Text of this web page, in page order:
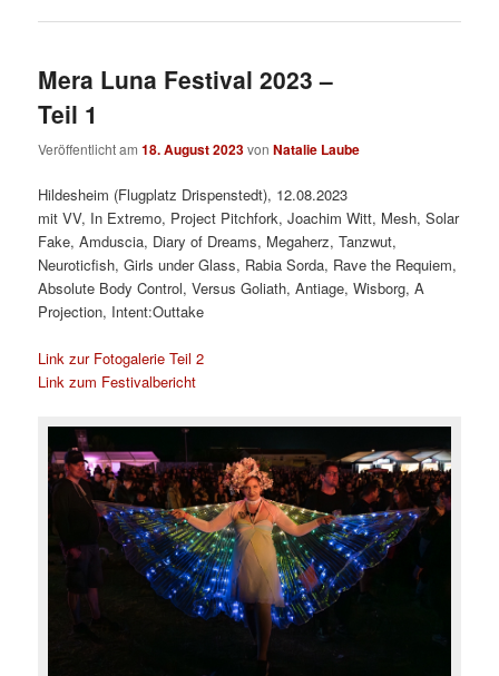
Mera Luna Festival 2023 –
Teil 1
Veröffentlicht am18. August 2023vonNatalie Laube
Hildesheim (Flugplatz Drispenstedt), 12.08.2023
mit VV, In Extremo, Project Pitchfork, Joachim Witt, Mesh, Solar
Fake, Amduscia, Diary of Dreams, Megaherz, Tanzwut,
Neuroticfish, Girls under Glass, Rabia Sorda, Rave the Requiem,
Absolute Body Control, Versus Goliath, Antiage, Wisborg, A
Projection, Intent:Outtake
Link zur Fotogalerie Teil 2
Link zum Festivalbericht